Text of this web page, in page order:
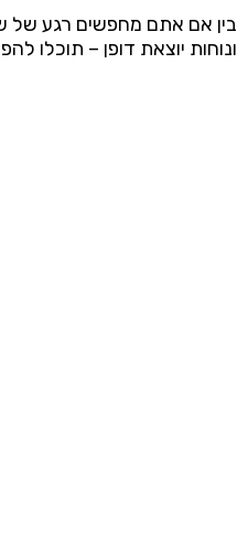
בין אם אתם מחפשים רגע של
ונוחות יוצאת דופן – תוכלו